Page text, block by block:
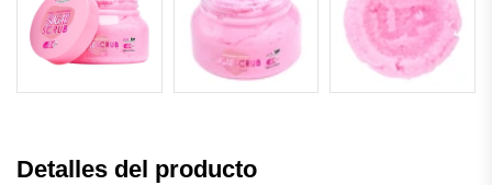
Detalles del producto